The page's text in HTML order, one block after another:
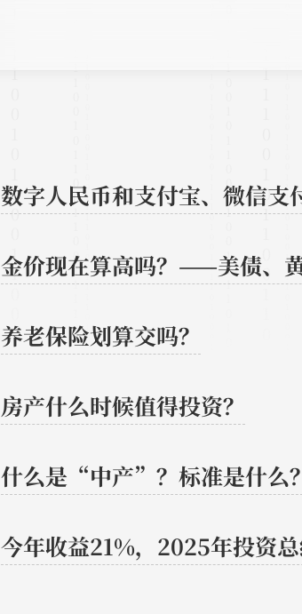
数字人民币和支付宝、微信支
金价现在算高吗？——美债、
养老保险划算交吗？
房产什么时候值得投资？
什么是“中产”？标准是什么？
今年收益21%，2025年投资